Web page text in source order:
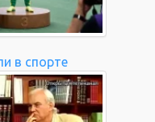
в спорте